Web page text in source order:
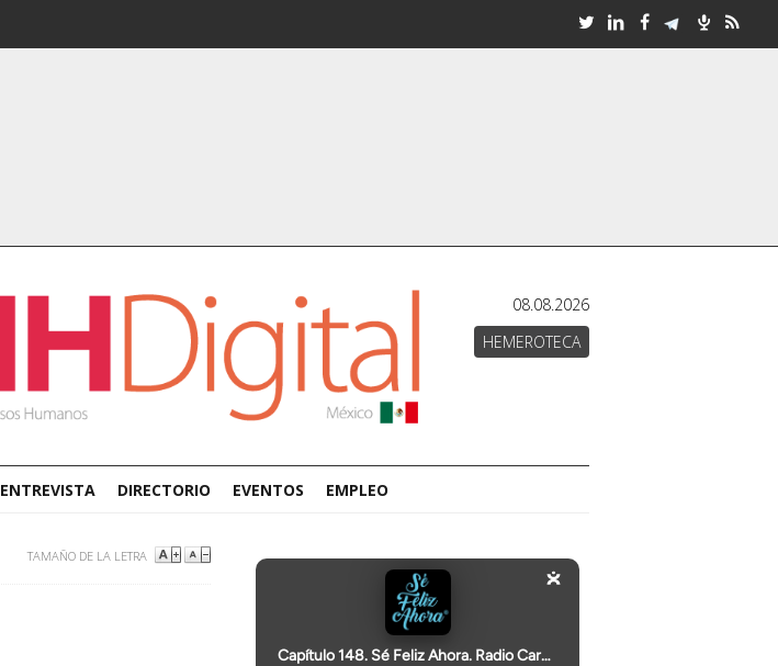
08.08.2026
HEMEROTECA
ENTREVISTA DIRECTORIO EVENTOS EMPLEO
TAMAÑO DE LA LETRA